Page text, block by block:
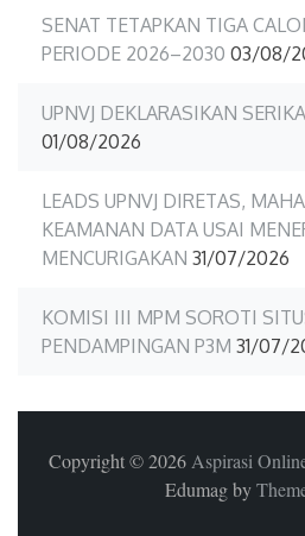
SENAT TETAPKAN TIGA
PERIODE 2026–2030 03/08/
UPNVJ DEKLARASIKAN
01/08/2026
LEADS UPNVJ DIRETAS,
KEAMANAN DATA USAI
MENCURIGAKAN 31/07/2026
KOMISI III MPM SOROTI
PENDAMPINGAN P3M 31/07/
Copyright © 2026 Aspirasi
Edumag by